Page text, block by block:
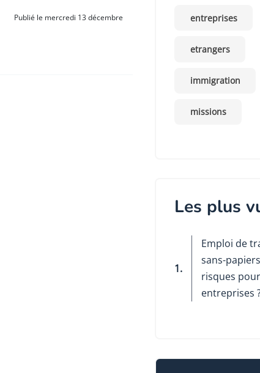
Publié le mercredi 13 décembre entreprises
etrangers
immigration
missions
Les plus
1.
Emploi de
sans-
risques
entreprises